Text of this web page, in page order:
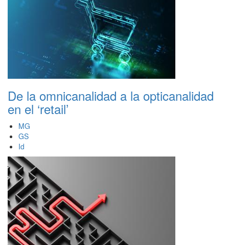
De la omnicanalidad a la opticanalidad
en el ‘retail’
MG
GS
Id